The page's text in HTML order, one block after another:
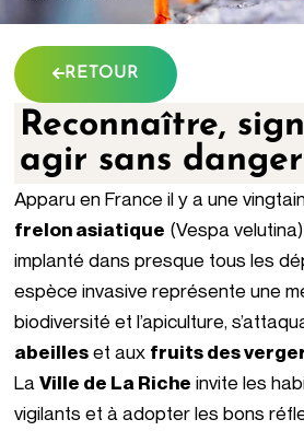
RETOUR
Reconnaître,
agir sans danger
Apparu en France il y a une
frelon asiatique (Vespa
implanté dans presque tous les
espèce invasive représente une
biodiversité et l’apiculture,
abeilleset aux fruits des
LaVille de La Riche invite les
vigilants et à adopter les bons